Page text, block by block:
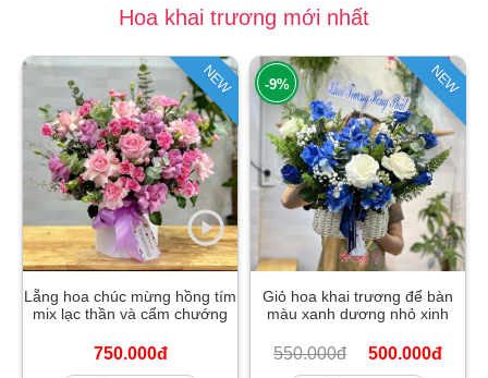
Hoa khai trương mới nhất
NEW
Lẵng hoa chúc mừng hồng tím
mix lạc thần và cẩm chướng
750.000đ
NEW
-9%
Giỏ hoa khai trương để bàn
màu xanh dương nhỏ xinh
550.000đ 500.000đ